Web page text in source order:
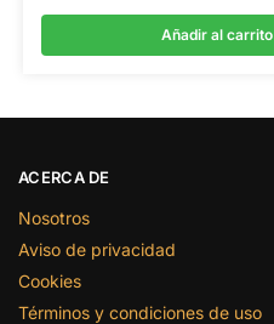
Añadir al carrito
ACERCA DE
Nosotros
Aviso de privacidad
Cookies
Términos y condiciones de uso